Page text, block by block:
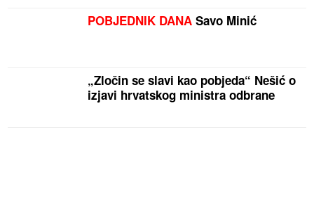
POBJEDNIK DANA Savo Minić
„Zločin se slavi kao pobjeda“ Nešić o
izjavi hrvatskog ministra odbrane